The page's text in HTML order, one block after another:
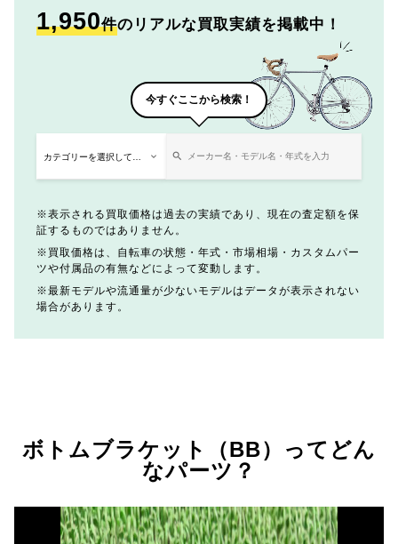
1,950件のリアルな買取実績を掲載中！
今すぐここから検索！
表示される買取価格は過去の実績であり、現在の査定額を保
証するものではありません。
買取価格は、自転車の状態・年式・市場相場・カスタムパー
ツや付属品の有無などによって変動します。
最新モデルや流通量が少ないモデルはデータが表示されない
場合があります。
ボトムブラケット（BB）ってどん
なパーツ？